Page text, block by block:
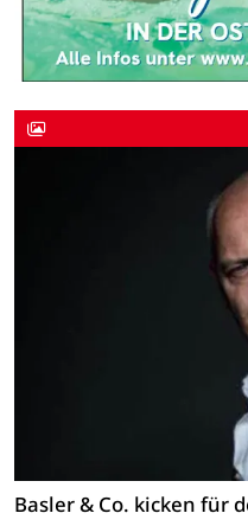
Basler & Co. kicken für